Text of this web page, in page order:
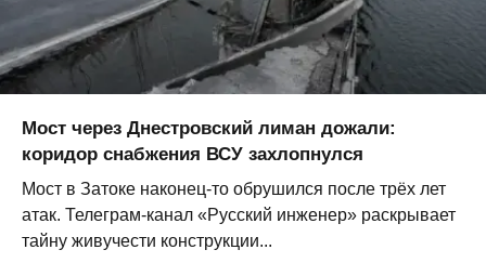
Мост через Днестровский лиман дожали:
коридор снабжения ВСУ захлопнулся
Мост в Затоке наконец-то обрушился после трёх лет
атак. Телеграм-канал «Русский инженер» раскрывает
тайну живучести конструкции...